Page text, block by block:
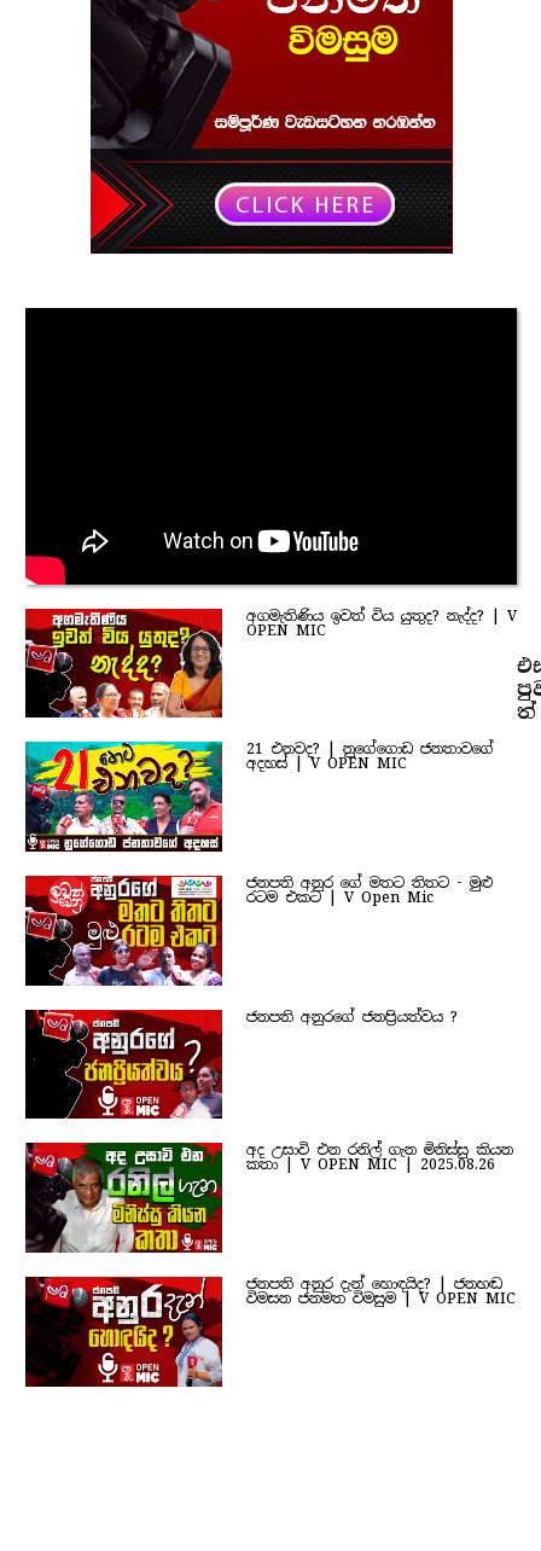
අගමැතිණිය ඉවත් විය යුතුද? නැද්ද? | V
OPEN MIC
21 එනවද? | නුගේගොඩ ජනතාවගේ
අදහස් | V OPEN MIC
ජනපති අනුර ගේ මතට තිතට - මුළු
රටම එකට | V Open Mic
ජනපති අනුරගේ ජනප්‍රියත්වය ?
අද උසාවි එන රනිල් ගැන මිනිස්සු කියන
කතා | V OPEN MIC | 2025.08.26
ජනපති අනුර දැන් හොඳයිද? | ජනහඬ
විමසන ජනමත විමසුම | V OPEN MIC
ත්